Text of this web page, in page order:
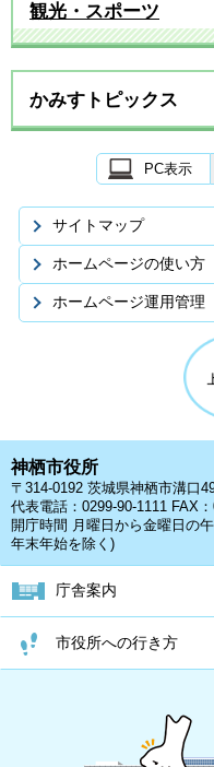
観光・スポーツ
かみすトピックス
PC表示
サイトマップ
ホームページの使い方
ホームページ運用管理
神栖市役所
〒314-0192 茨城県神栖市溝口
代表電話：0299-90-1111 FAX
開庁時間 月曜日から金曜日の
年末年始を除く)
庁舎案内
市役所への行き方